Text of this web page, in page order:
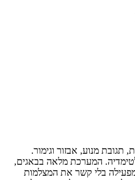
תגובת מנוע, אבזור וגימור.
המערכת מלאה בבאגים,
מפעילה בלי קשר את המצלמות